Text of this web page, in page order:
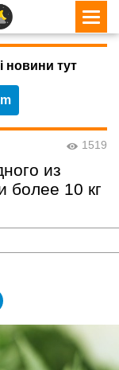
новини тут
1519
из
более 10 кг